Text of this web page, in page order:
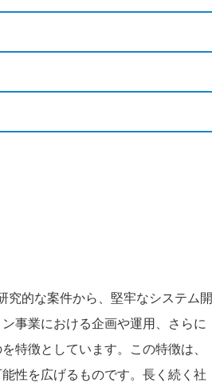
究的な案件から、堅牢なシステム開
事業における企画や運用、さらに
特徴としています。この特徴は、
性を広げるものです。長く続く社